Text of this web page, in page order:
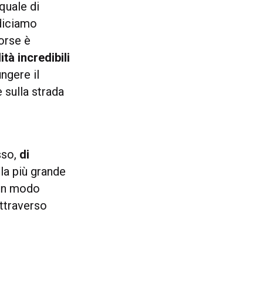
di
è
incredibili
il
sulla strada
di
più grande
modo